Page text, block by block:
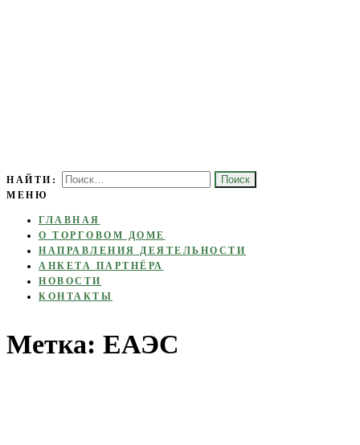
ТОРГОВЫЙ ДОМ
«МОЛДАВИЯ»
Торговый дом основан с целью развития торгово-экономических,
культурных, социальных и туристических связей между Россией и
Молдовой.
НАЙТИ:
МЕНЮ
ГЛАВНАЯ
О ТОРГОВОМ ДОМЕ
НАПРАВЛЕНИЯ ДЕЯТЕЛЬНОСТИ
АНКЕТА ПАРТНЁРА
НОВОСТИ
КОНТАКТЫ
Метка: ЕАЭС